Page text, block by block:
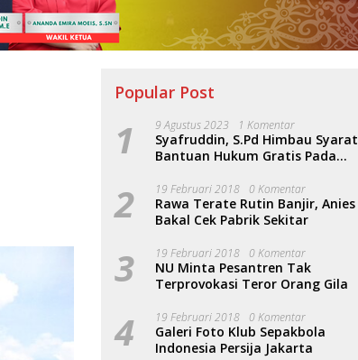
Popular Post
1 9 Agustus 2023 1 Komentar
Syafruddin, S.Pd Himbau Syarat
Bantuan Hukum Gratis Pada
2 19 Februari 2018 0 Komentar
Rawa Terate Rutin Banjir, Anies
Bakal Cek Pabrik Sekitar
3 19 Februari 2018 0 Komentar
NU Minta Pesantren Tak
Terprovokasi Teror Orang Gila
4 19 Februari 2018 0 Komentar
Galeri Foto Klub Sepakbola
Indonesia Persija Jakarta